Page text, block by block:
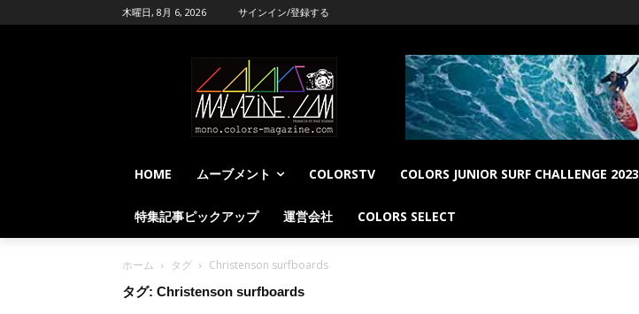
木曜日, 8月 6, 2026 サインイン/登録する
HOME ムーブメント COLORSTV COLORS JUNIOR SURF CHALLENGE 2023
特集記事ピックアップ 運営会社 COLORS SELECT
ホーム タグ
Christenson surfboards
タグ: Christenson surfboards